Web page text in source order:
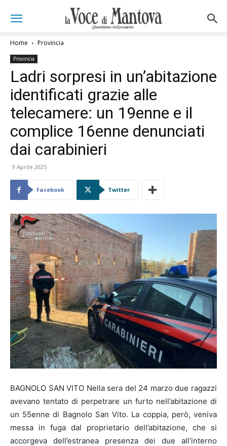
Home Provincia
Provincia
Ladri sorpresi in un’abitazione
identificati grazie alle
telecamere: un 19enne e il
complice 16enne denunciati
dai carabinieri
9 Aprile 2025
Facebook Twitter
BAGNOLO SAN VITO Nella sera del 24 marzo due ragazzi
avevano tentato di perpetrare un furto nell’abitazione di
un 55enne di Bagnolo San Vito. La coppia, però, veniva
messa in fuga dal proprietario dell’abitazione, che si
accorgeva dell’estranea presenza dei due all’interno